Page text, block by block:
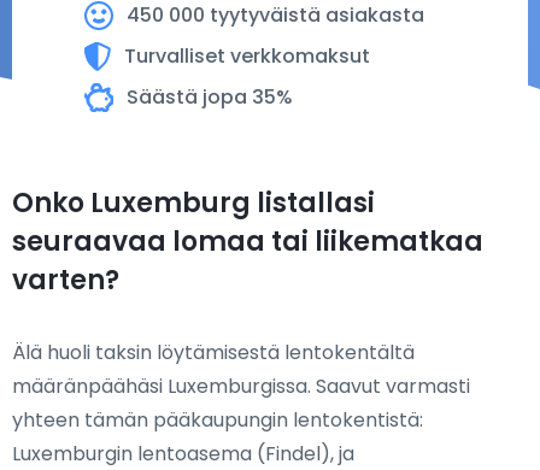
450 000 tyytyväistä asiakasta
Turvalliset verkkomaksut
Säästä jopa 35%
Onko Luxemburg listallasi
seuraavaa lomaa tai liikematkaa
varten?
Älä huoli taksin löytämisestä lentokentältä
määränpäähäsi Luxemburgissa. Saavut varmasti
yhteen tämän pääkaupungin lentokentistä:
Luxemburgin lentoasema (Findel), ja